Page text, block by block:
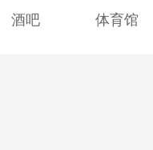
酒吧
体育馆